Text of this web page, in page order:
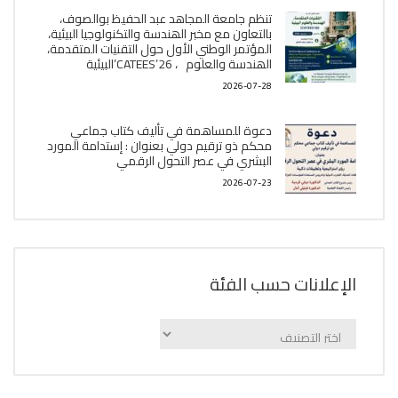
تنظم جامعة المجاهد عبد الحفيظ بوالصوف،
بالتعاون مع مخبر الھندسة والتكنولوجيا البیئیة،
المؤتمر الوطني الأول حول التقنيات المتقدمة،
الھندسة والعلوم ، CATEES’26’البیئية
2026-07-28
دعوة للمساهمة في تأليف كتاب جماعي
محكم ذو ترقيم دولي بعنوان : إستدامة المورد
البشري في عصر التحول الرقمي
2026-07-23
الإعلانات حسب الفئة
الإعلانات